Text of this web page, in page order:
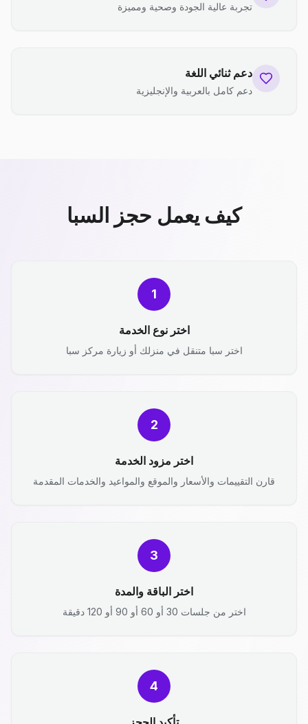
تجربة عالية الجودة وصحية ومميزة
دعم ثنائي اللغة
دعم كامل بالعربية والإنجليزية
كيف يعمل حجز السبا
1
اختر نوع الخدمة
اختر سبا متنقل في منزلك أو زيارة مركز سبا
2
اختر مزود الخدمة
قارن التقييمات والأسعار والموقع والمواعيد والخدمات المقدمة
3
اختر الباقة والمدة
اختر من جلسات 30 أو 60 أو 90 أو 120 دقيقة
4